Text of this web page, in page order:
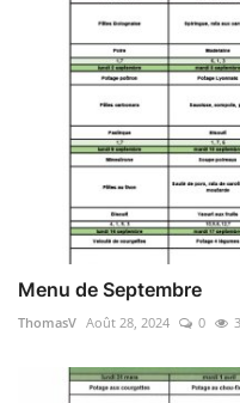
Menu de Septembre
ThomasV Août 28, 2024 0